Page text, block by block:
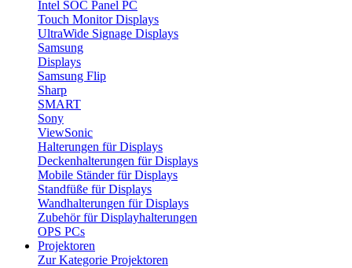
Intel SOC Panel PC
Touch Monitor Displays
UltraWide Signage Displays
Samsung
Displays
Samsung Flip
Sharp
SMART
Sony
ViewSonic
Halterungen für Displays
Deckenhalterungen für Displays
Mobile Ständer für Displays
Standfüße für Displays
Wandhalterungen für Displays
Zubehör für Displayhalterungen
OPS PCs
Projektoren
Zur Kategorie Projektoren